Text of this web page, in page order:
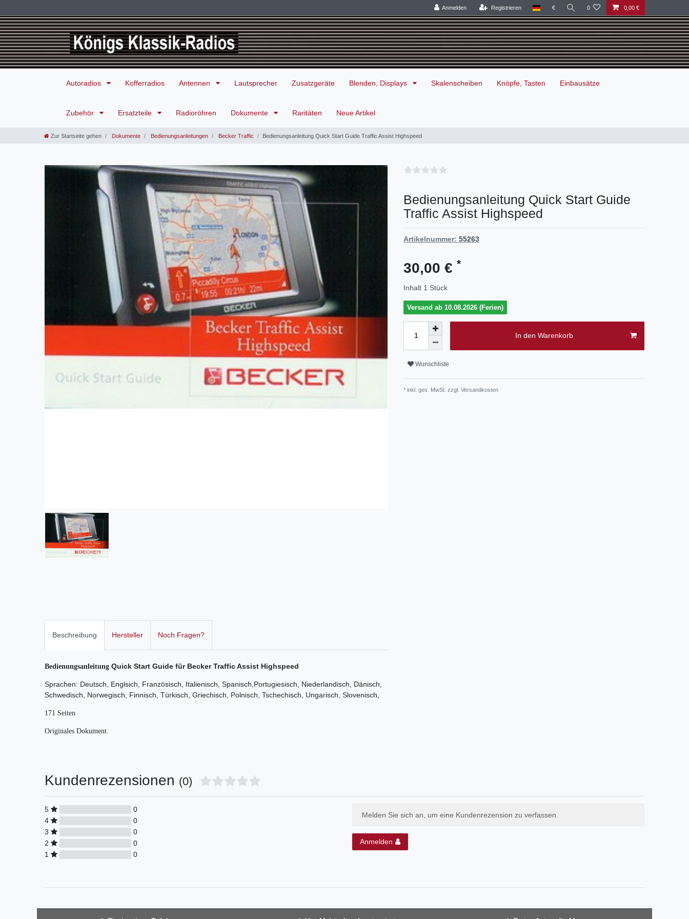
Anmelden Registrieren € 0 0,00 €
Autoradios Kofferradios Antennen Lautsprecher Zusatzgeräte Blenden, Displays Skalenscheiben Knöpfe, Tasten Einbausätze
Zubehör Ersatzteile Radioröhren Dokumente Raritäten Neue Artikel
Zur Startseite gehen Dokumente Bedienungsanleitungen Becker Traffic Bedienungsanleitung Quick Start Guide Traffic Assist Highspeed
Bedienungsanleitung Quick Start Guide
Traffic Assist Highspeed
Artikelnummer: 55263
30,00 € *
Inhalt 1 Stück
Versand ab 10.08.2026 (Ferien)
In den Warenkorb
Wunschliste
* inkl. ges. MwSt. zzgl. Versandkosten
Beschreibung Hersteller Noch Fragen?
Bedienungsanleitung Quick Start Guide für Becker Traffic Assist Highspeed
Sprachen: Deutsch, Englsich, Französisch, Italienisch, Spanisch,Portugiesisch, Niederlandisch, Dänisch,
Schwedisch, Norwegisch, Finnisch, Türkisch, Griechisch, Polnisch, Tschechisch, Ungarisch, Slovenisch,
171 Seiten
Originales Dokument.
Kundenrezensionen (0)
5
0
4
0
3
0
2
0
1
0
Melden Sie sich an, um eine Kundenrezension zu verfassen.
Anmelden